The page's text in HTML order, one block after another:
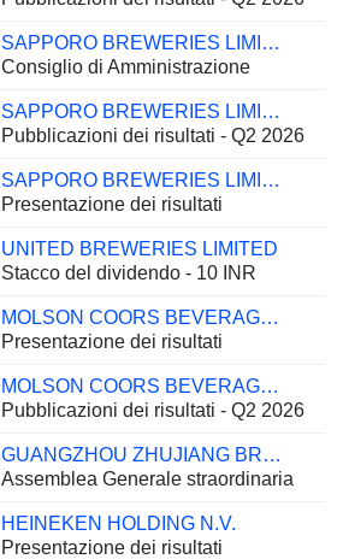
SAPPORO BREWERIES LIMITED
Consiglio di Amministrazione
SAPPORO BREWERIES LIMITED
Pubblicazioni dei risultati - Q2 2026
SAPPORO BREWERIES LIMITED
Presentazione dei risultati
UNITED BREWERIES LIMITED
Stacco del dividendo - 10 INR
MOLSON COORS BEVERAGE COMPANY
Presentazione dei risultati
MOLSON COORS BEVERAGE COMPANY
Pubblicazioni dei risultati - Q2 2026
GUANGZHOU ZHUJIANG BREWERY CO., LTD
Assemblea Generale straordinaria
HEINEKEN HOLDING N.V.
Presentazione dei risultati